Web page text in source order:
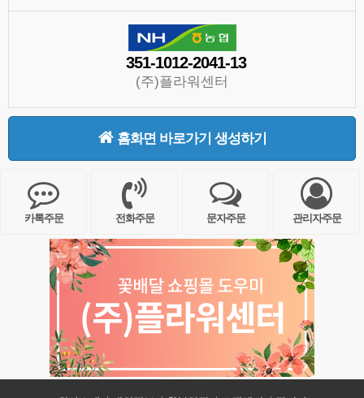
351-1012-2041-13
(주)플라워센터
홈화면 바로가기 생성하기
카톡주문 전화주문 문자주문 관리자주문